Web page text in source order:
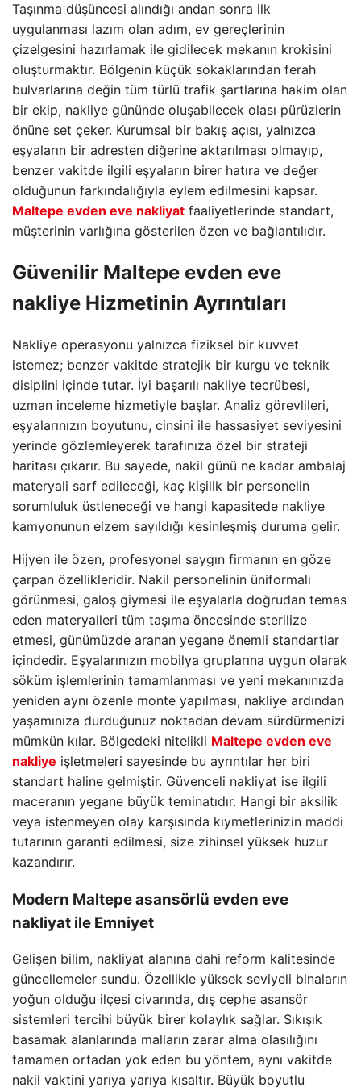
Taşınma düşüncesi alındığı andan sonra ilk
uygulanması lazım olan adım, ev gereçlerinin
çizelgesini hazırlamak ile gidilecek mekanın krokisini
oluşturmaktır. Bölgenin küçük sokaklarından ferah
bulvarlarına değin tüm türlü trafik şartlarına hakim olan
bir ekip, nakliye gününde oluşabilecek olası pürüzlerin
önüne set çeker. Kurumsal bir bakış açısı, yalnızca
eşyaların bir adresten diğerine aktarılması olmayıp,
benzer vakitde ilgili eşyaların birer hatıra ve değer
olduğunun farkındalığıyla eylem edilmesini kapsar.
Maltepe evden eve nakliyat faaliyetlerinde standart,
müşterinin varlığına gösterilen özen ve bağlantılıdır.
Güvenilir Maltepe evden eve
nakliye Hizmetinin Ayrıntıları
Nakliye operasyonu yalnızca fiziksel bir kuvvet
istemez; benzer vakitde stratejik bir kurgu ve teknik
disiplini içinde tutar. İyi başarılı nakliye tecrübesi,
uzman inceleme hizmetiyle başlar. Analiz görevlileri,
eşyalarınızın boyutunu, cinsini ile hassasiyet seviyesini
yerinde gözlemleyerek tarafınıza özel bir strateji
haritası çıkarır. Bu sayede, nakil günü ne kadar ambalaj
materyali sarf edileceği, kaç kişilik bir personelin
sorumluluk üstleneceği ve hangi kapasitede nakliye
kamyonunun elzem sayıldığı kesinleşmiş duruma gelir.
Hijyen ile özen, profesyonel saygın firmanın en göze
çarpan özellikleridir. Nakil personelinin üniformalı
görünmesi, galoş giymesi ile eşyalarla doğrudan temas
eden materyalleri tüm taşıma öncesinde sterilize
etmesi, günümüzde aranan yegane önemli standartlar
içindedir. Eşyalarınızın mobilya gruplarına uygun olarak
söküm işlemlerinin tamamlanması ve yeni mekanınızda
yeniden aynı özenle monte yapılması, nakliye ardından
yaşamınıza durduğunuz noktadan devam sürdürmenizi
mümkün kılar. Bölgedeki nitelikli Maltepe evden eve
nakliye işletmeleri sayesinde bu ayrıntılar her biri
standart haline gelmiştir. Güvenceli nakliyat ise ilgili
maceranın yegane büyük teminatıdır. Hangi bir aksilik
veya istenmeyen olay karşısında kıymetlerinizin maddi
tutarının garanti edilmesi, size zihinsel yüksek huzur
kazandırır.
Modern Maltepe asansörlü evden eve
nakliyat ile Emniyet
Gelişen bilim, nakliyat alanına dahi reform kalitesinde
güncellemeler sundu. Özellikle yüksek seviyeli binaların
yoğun olduğu ilçesi civarında, dış cephe asansör
sistemleri tercihi büyük birer kolaylık sağlar. Sıkışık
basamak alanlarında malların zarar alma olasılığını
tamamen ortadan yok eden bu yöntem, aynı vakitde
nakil vaktini yarıya yarıya kısaltır. Büyük boyutlu